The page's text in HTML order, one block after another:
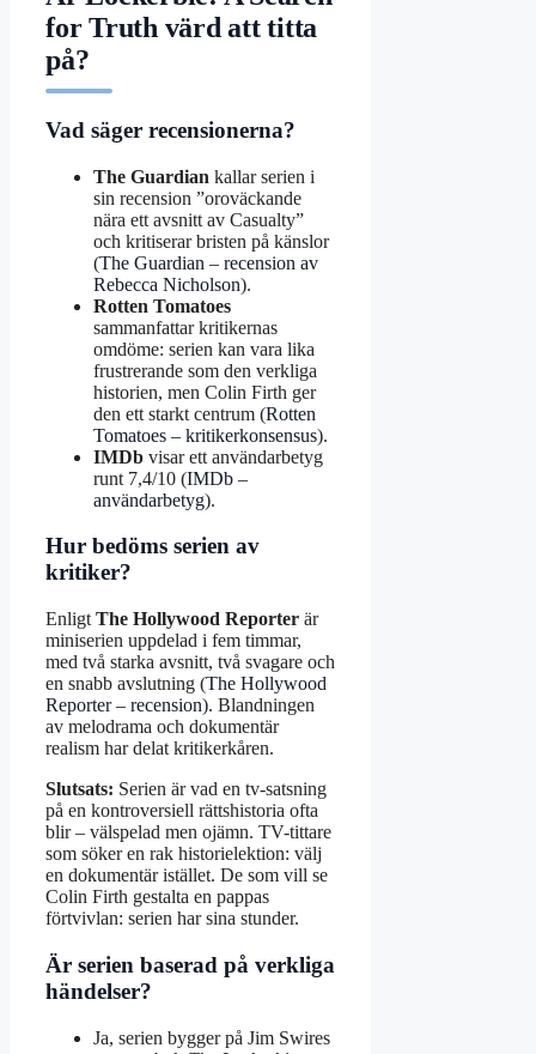
for Truth värd att titta
på?
Vad säger recensionerna?
The Guardian kallar serien i
sin recension ”oroväckande
nära ett avsnitt av Casualty”
och kritiserar bristen på känslor
(The Guardian – recension av
Rebecca Nicholson).
Rotten Tomatoes
sammanfattar kritikernas
omdöme: serien kan vara lika
frustrerande som den verkliga
historien, men Colin Firth ger
den ett starkt centrum (Rotten
Tomatoes – kritikerkonsensus).
IMDb visar ett användarbetyg
runt 7,4/10 (IMDb –
användarbetyg).
Hur bedöms serien av
kritiker?
Enligt The Hollywood Reporter är
miniserien uppdelad i fem timmar,
med två starka avsnitt, två svagare och
en snabb avslutning (The Hollywood
Reporter – recension). Blandningen
av melodrama och dokumentär
realism har delat kritikerkåren.
Slutsats: Serien är vad en tv-satsning
på en kontroversiell rättshistoria ofta
blir – välspelad men ojämn. TV-tittare
som söker en rak historielektion: välj
en dokumentär istället. De som vill se
Colin Firth gestalta en pappas
förtvivlan: serien har sina stunder.
Är serien baserad på verkliga
händelser?
Ja, serien bygger på Jim Swires